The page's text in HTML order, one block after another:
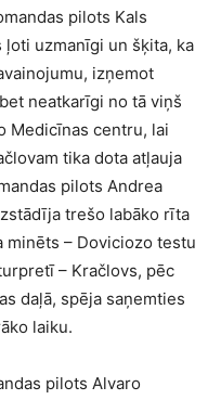
pilots Kals
uzmanīgi un šķita, ka
izņemot
neatkarīgi no tā viņš
Medicīnas centru, lai
tika dota atļauja
pilots Andrea
trešo labāko rīta
minēts – Doviciozo testu
– Kračlovs, pēc
daļā, spēja saņemties
laiku.
pilots Alvaro